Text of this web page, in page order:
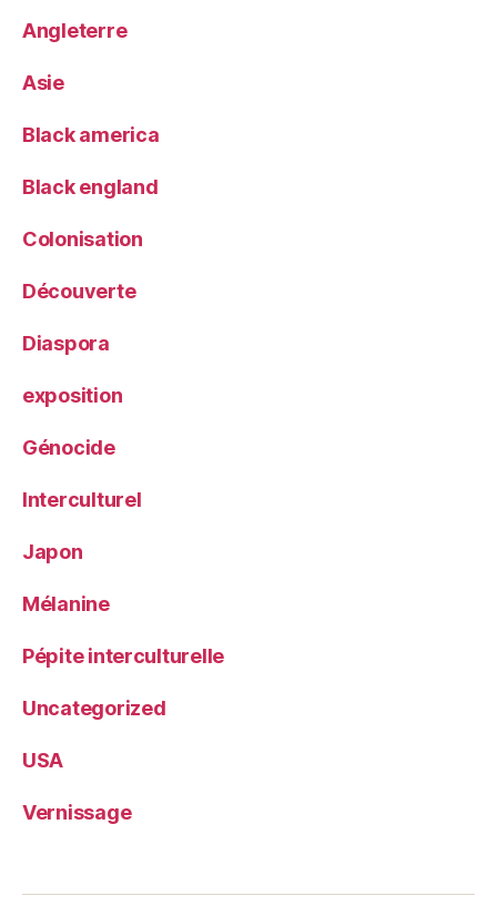
Angleterre
Asie
Black america
Black england
Colonisation
Découverte
Diaspora
exposition
Génocide
Interculturel
Japon
Mélanine
Pépite interculturelle
Uncategorized
USA
Vernissage